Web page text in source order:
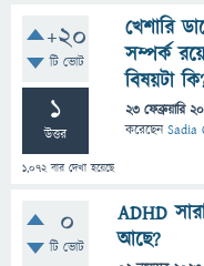
+20
টি ভোট
1
উত্তর
1,072বার দেখা হয়েছে
খেশারি
সম্পর্ক
বিষয়টা
23 ফেব্রুয়ারি
করেছেনSadia
0
টি ভোট
ADHD
আছে?